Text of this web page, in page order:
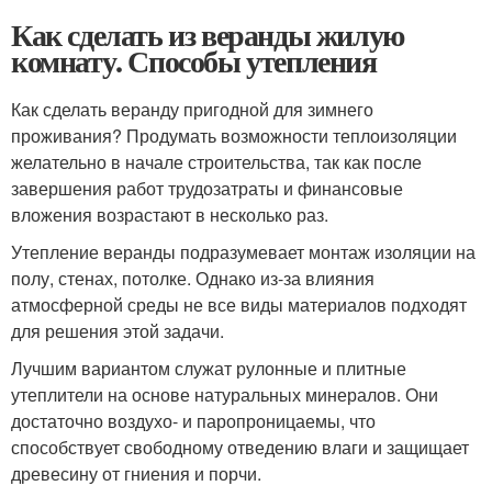
Как сделать из веранды жилую
комнату. Способы утепления
Как сделать веранду пригодной для зимнего
проживания? Продумать возможности теплоизоляции
желательно в начале строительства, так как после
завершения работ трудозатраты и финансовые
вложения возрастают в несколько раз.
Утепление веранды подразумевает монтаж изоляции на
полу, стенах, потолке. Однако из-за влияния
атмосферной среды не все виды материалов подходят
для решения этой задачи.
Лучшим вариантом служат рулонные и плитные
утеплители на основе натуральных минералов. Они
достаточно воздухо- и паропроницаемы, что
способствует свободному отведению влаги и защищает
древесину от гниения и порчи.